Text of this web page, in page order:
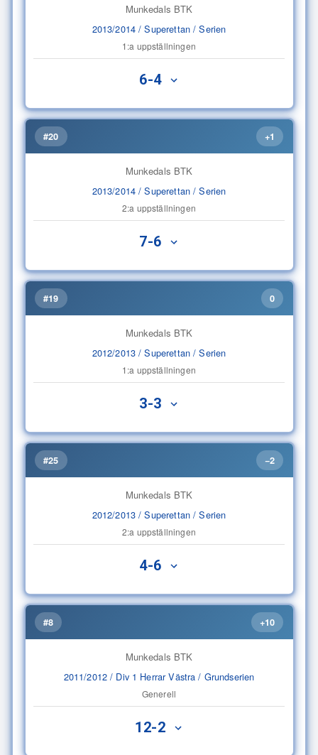
Munkedals BTK
2013/2014 / Superettan / Serien
1:a uppställningen
6-4
#20 +1
Munkedals BTK
2013/2014 / Superettan / Serien
2:a uppställningen
7-6
#19 0
Munkedals BTK
2012/2013 / Superettan / Serien
1:a uppställningen
3-3
#25 −2
Munkedals BTK
2012/2013 / Superettan / Serien
2:a uppställningen
4-6
#8 +10
Munkedals BTK
2011/2012 / Div 1 Herrar Västra / Grundserien
Generell
12-2